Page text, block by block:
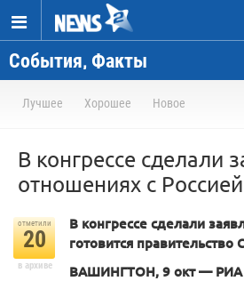
События, Факты
Лучшее Хорошее Новое
В конгрессе сделали
отношениях с Россией
отметили
20
в архиве
В конгрессе сделали
готовится
ВАШИНГТОН, 9 окт — РИА